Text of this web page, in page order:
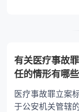
的继承人，
有关医疗事故
任的情形有哪
医疗事故罪立案
于公安机关管辖